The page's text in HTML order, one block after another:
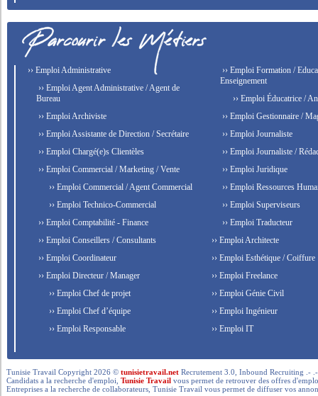
›› Emploi Administrative
›› Emploi Agent Administrative / Agent de
Bureau
›› Emploi Archiviste
›› Emploi Assistante de Direction / Secrétaire
›› Emploi Chargé(e)s Clientèles
›› Emploi Commercial / Marketing / Vente
›› Emploi Commercial / Agent Commercial
›› Emploi Technico-Commercial
›› Emploi Comptabilité - Finance
›› Emploi Conseillers / Consultants
›› Emploi Coordinateur
›› Emploi Directeur / Manager
›› Emploi Chef de projet
›› Emploi Chef d’équipe
›› Emploi Responsable
›› Emploi Formation /
Enseignement
›› Emploi Éducatrice /
›› Emploi Gestionnaire /
›› Emploi Journaliste
›› Emploi Journaliste /
›› Emploi Juridique
›› Emploi Ressources
›› Emploi Superviseurs
›› Emploi Traducteur
›› Emploi Architecte
›› Emploi Esthétique / Coiffure
›› Emploi Freelance
›› Emploi Génie Civil
›› Emploi Ingénieur
›› Emploi IT
Tunisie Travail Copyright 2026 ©tunisietravail.net Recrutement 3.0, Inbound Recruiting .-
Candidats a la recherche d'emploi,Tunisie Travail vous permet de retrouver des offres
Entreprises a la recherche de collaborateurs, Tunisie Travail vous permet de diffuser vos